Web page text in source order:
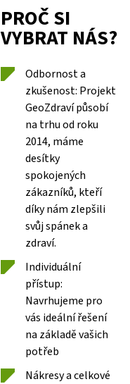
PROČ SI
VYBRAT NÁS?
Odbornost a
zkušenost: Projekt
GeoZdraví působí
na trhu od roku
2014, máme
desítky
spokojených
zákazníků, kteří
díky nám zlepšili
svůj spánek a
zdraví.
Individuální
přístup:
Navrhujeme pro
vás ideální řešení
na základě vašich
potřeb
Nákresy a celkové